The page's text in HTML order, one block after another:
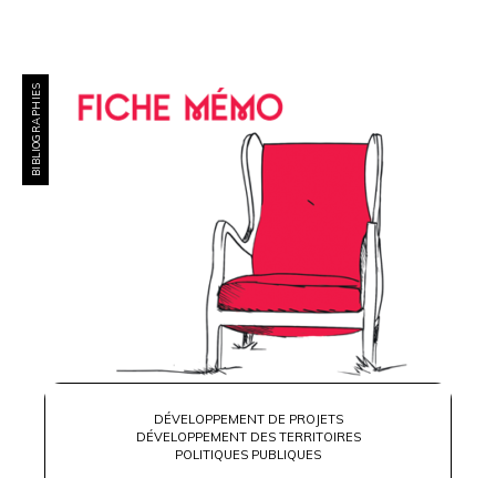
BIBLIOGRAPHIES
DÉVELOPPEMENT DE PROJETS
DÉVELOPPEMENT DES TERRITOIRES
POLITIQUES PUBLIQUES